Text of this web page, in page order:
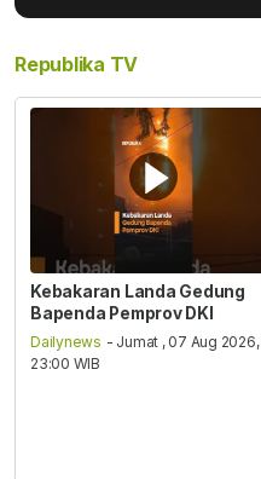
Republika TV
Kebakaran Landa Gedung
Bapenda Pemprov DKI
Dailynews - Jumat , 07 Aug 2026,
23:00 WIB